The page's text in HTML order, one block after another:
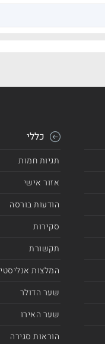
כללי
תגיות חמות
אזור אישי
הודעות בורסה
סקירות
תקשורת
המלצות
שער הדולר
שער האירו
הוראות סגירה